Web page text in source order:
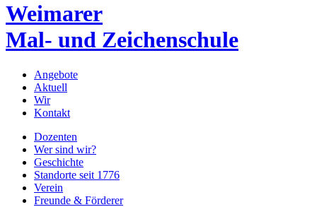
Weimarer
Mal- und Zeichenschule
Angebote
Aktuell
Wir
Kontakt
Dozenten
Wer sind wir?
Geschichte
Standorte seit 1776
Verein
Freunde & Förderer